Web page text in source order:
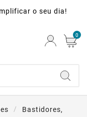
o seu dia!
0
Bastidores,